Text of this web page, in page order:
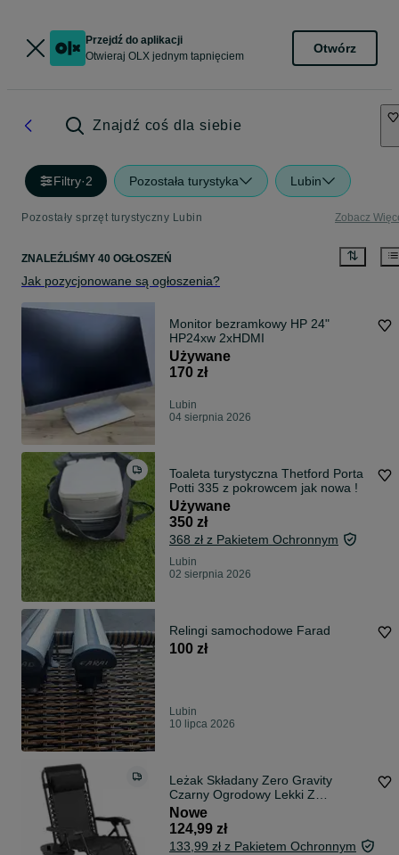
Przejdź do aplikacji
Otwieraj OLX jednym tapnięciem
Otwórz
Znajdź coś dla siebie
Filtry·2 Pozostała turystyka Lubin
Pozostały sprzęt turystyczny Lubin Zobacz
ZNALEŹLIŚMY 40 OGŁOSZEŃ
Jak pozycjonowane są ogłoszenia?
Monitor bezramkowy HP 24"
HP24xw 2xHDMI
Używane
170 zł
Lubin
04 sierpnia 2026
Toaleta turystyczna Thetford Porta
Potti 335 z pokrowcem jak nowa !
Używane
350 zł
368 zł z Pakietem Ochronnym
Lubin
02 sierpnia 2026
Relingi samochodowe Farad
100 zł
Lubin
10 lipca 2026
Leżak Składany Zero Gravity
Czarny Ogrodowy Lekki Z
Regulacją Z Podstawką Na Napoje
CUP HOLDER
Nowe
124,99 zł
133,99 zł z Pakietem Ochronnym